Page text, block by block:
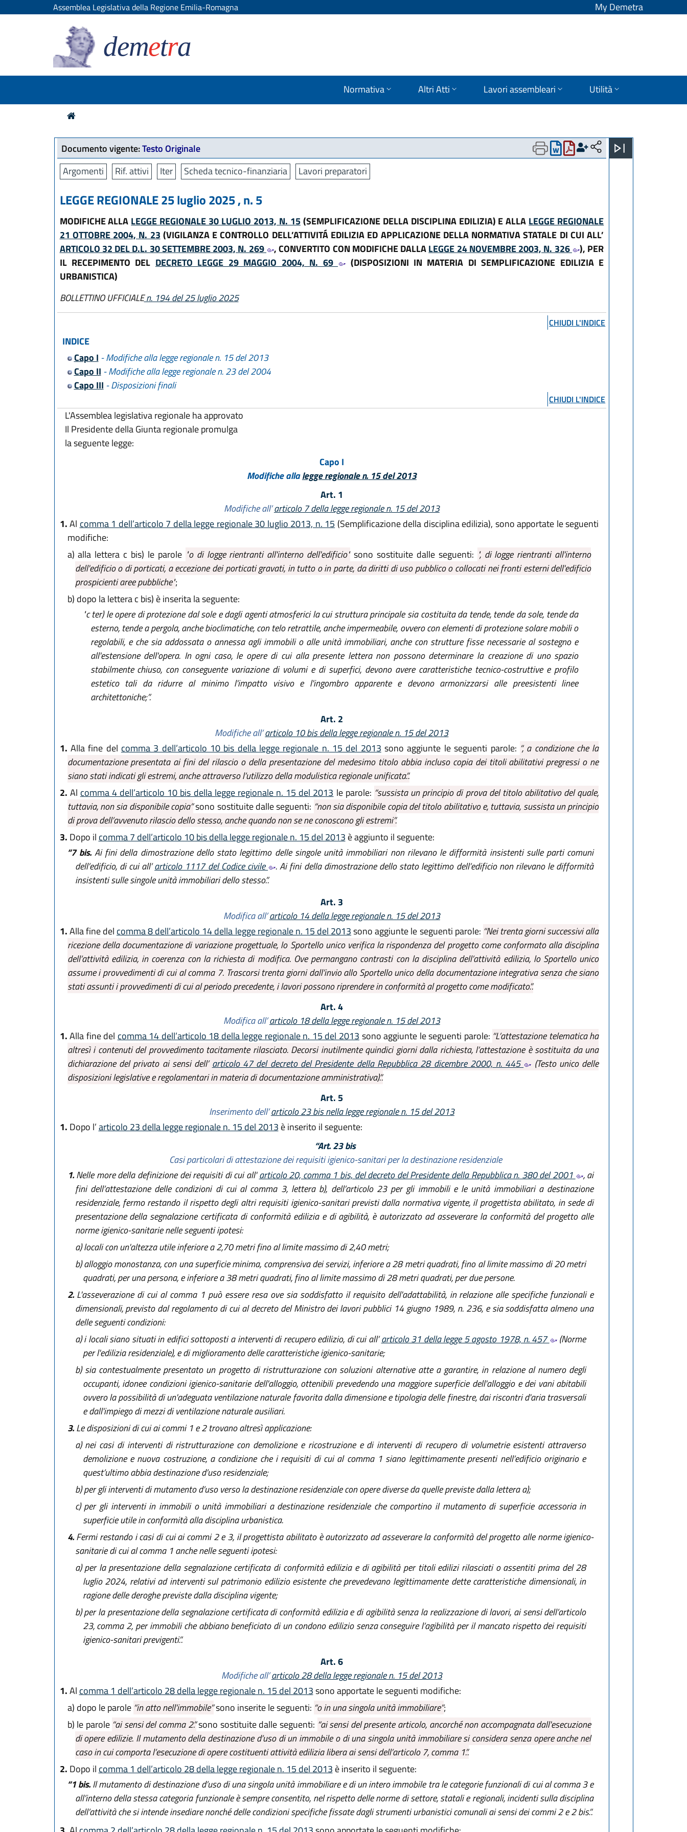
Assemblea Legislativa della Regione Emilia-Romagna My Demetra
demetra
Normativa Altri Atti Lavori assembleari Utilità
Documento vigente:Testo Originale
Argomenti
Rif. attivi Iter Scheda tecnico-finanziaria Lavori preparatori
LEGGE REGIONALE 25 luglio 2025 , n. 5
MODIFICHE ALLA LEGGE REGIONALE 30 LUGLIO 2013, N. 15(SEMPLIFICAZIONE DELLA DISCIPLINA EDILIZIA) E ALLA LEGGE REGIONALE
21 OTTOBRE 2004, N. 23 (VIGILANZA E CONTROLLO DELL’ATTIVITÁ EDILIZIA ED APPLICAZIONE DELLA NORMATIVA STATALE DI CUI ALL’
ARTICOLO 32 DEL D.L. 30 SETTEMBRE 2003, N. 269
, CONVERTITO CON MODIFICHE DALLALEGGE 24 NOVEMBRE 2003, N. 326
), PER
IL RECEPIMENTO DEL DECRETO LEGGE 29 MAGGIO 2004, N. 69
(DISPOSIZIONI IN MATERIA DI SEMPLIFICAZIONE EDILIZIA E
URBANISTICA)
BOLLETTINO UFFICIALEn. 194 del 25 luglio 2025
CHIUDI L'INDICE
INDICE
Capo I - Modifiche alla legge regionale n. 15 del 2013
Capo II - Modifiche alla legge regionale n. 23 del 2004
Capo III - Disposizioni finali
CHIUDI L'INDICE
L'Assemblea legislativa regionale ha approvato
Il Presidente della Giunta regionale promulga
la seguente legge:
Capo I
Modifiche allalegge regionale n. 15 del 2013
Art. 1
Modifiche all’articolo 7 della legge regionale n. 15 del 2013
1.Al comma 1 dell’articolo 7 della legge regionale 30 luglio 2013, n. 15 (Semplificazione della disciplina edilizia), sono apportate le seguenti
modifiche:
a) alla lettera c bis) le parole "o di logge rientranti all'interno dell'edificio"sono sostituite dalle seguenti: ", di logge rientranti all'interno
dell'edificio o di porticati, a eccezione dei porticati gravati, in tutto o in parte, da diritti di uso pubblico o collocati nei fronti esterni dell'edificio
prospicienti aree pubbliche";
b) dopo la lettera c bis) è inserita la seguente:
"c ter)le opere di protezione dal sole e dagli agenti atmosferici la cui struttura principale sia costituita da tende, tende da sole, tende da
esterno, tende a pergola, anche bioclimatiche, con telo retrattile, anche impermeabile, ovvero con elementi di protezione solare mobili o
regolabili, e che sia addossata o annessa agli immobili o alle unità immobiliari, anche con strutture fisse necessarie al sostegno e
all'estensione dell'opera. In ogni caso, le opere di cui alla presente lettera non possono determinare la creazione di uno spazio
stabilmente chiuso, con conseguente variazione di volumi e di superfici, devono avere caratteristiche tecnico-costruttive e profilo
estetico tali da ridurre al minimo l'impatto visivo e l'ingombro apparente e devono armonizzarsi alle preesistenti linee
architettoniche;”.
Art. 2
Modifiche all’articolo 10 bis della legge regionale n. 15 del 2013
1. Alla fine del comma 3 dell’articolo 10 bis della legge regionale n. 15 del 2013 sono aggiunte le seguenti parole: “, a condizione che la
documentazione presentata ai fini del rilascio o della presentazione del medesimo titolo abbia incluso copia dei titoli abilitativi pregressi o ne
siano stati indicati gli estremi, anche attraverso l’utilizzo della modulistica regionale unificata.”.
2. Al comma 4 dell’articolo 10 bis della legge regionale n. 15 del 2013 le parole: “sussista un principio di prova del titolo abilitativo del quale,
tuttavia, non sia disponibile copia”sono sostituite dalle seguenti: “non sia disponibile copia del titolo abilitativo e, tuttavia, sussista un principio
di prova dell’avvenuto rilascio dello stesso, anche quando non se ne conoscono gli estremi”.
3. Dopo il comma 7 dell’articolo 10 bis della legge regionale n. 15 del 2013 è aggiunto il seguente:
“7 bis.Ai fini della dimostrazione dello stato legittimo delle singole unità immobiliari non rilevano le difformità insistenti sulle parti comuni
dell’edificio, di cui all’articolo 1117 del Codice civile
. Ai fini della dimostrazione dello stato legittimo dell’edificio non rilevano le difformità
insistenti sulle singole unità immobiliari dello stesso.”.
Art. 3
Modifica all’articolo 14 della legge regionale n. 15 del 2013
1.Alla fine del comma 8 dell’articolo 14 della legge regionale n. 15 del 2013sono aggiunte le seguenti parole: “Nei trenta giorni successivi alla
ricezione della documentazione di variazione progettuale, lo Sportello unico verifica la rispondenza del progetto come conformato alla disciplina
dell’attività edilizia, in coerenza con la richiesta di modifica. Ove permangano contrasti con la disciplina dell’attività edilizia, lo Sportello unico
assume i provvedimenti di cui al comma 7. Trascorsi trenta giorni dall’invio allo Sportello unico della documentazione integrativa senza che siano
stati assunti i provvedimenti di cui al periodo precedente, i lavori possono riprendere in conformità al progetto come modificato.”.
Art. 4
Modifica all’articolo 18 della legge regionale n. 15 del 2013
1.Alla fine del comma 14 dell’articolo 18 della legge regionale n. 15 del 2013 sono aggiunte le seguenti parole: “L’attestazione telematica ha
altresì i contenuti del provvedimento tacitamente rilasciato. Decorsi inutilmente quindici giorni dalla richiesta, l’attestazione è sostituita da una
dichiarazione del privato ai sensi dell’articolo 47 del decreto del Presidente della Repubblica 28 dicembre 2000, n. 445
(Testo unico delle
disposizioni legislative e regolamentari in materia di documentazione amministrativa).”.
Art. 5
Inserimento dell’articolo 23 bis nella legge regionale n. 15 del 2013
1. Dopo l’articolo 23 della legge regionale n. 15 del 2013 è inserito il seguente:
“Art. 23 bis
Casi particolari di attestazione dei requisiti igienico-sanitari per la destinazione residenziale
1.Nelle more della definizione dei requisiti di cui all'articolo 20, comma 1 bis, del decreto del Presidente della Repubblica n. 380 del 2001
, ai
fini dell’attestazione delle condizioni di cui al comma 3, lettera b), dell’articolo 23 per gli immobili e le unità immobiliari a destinazione
residenziale, fermo restando il rispetto degli altri requisiti igienico-sanitari previsti dalla normativa vigente, il progettista abilitato, in sede di
presentazione della segnalazione certificata di conformità edilizia e di agibilità, è autorizzato ad asseverare la conformità del progetto alle
norme igienico-sanitarie nelle seguenti ipotesi:
a)locali con un'altezza utile inferiore a 2,70 metri fino al limite massimo di 2,40 metri;
b)alloggio monostanza, con una superficie minima, comprensiva dei servizi, inferiore a 28 metri quadrati, fino al limite massimo di 20 metri
quadrati, per una persona, e inferiore a 38 metri quadrati, fino al limite massimo di 28 metri quadrati, per due persone.
2.L'asseverazione di cui al comma 1 può essere resa ove sia soddisfatto il requisito dell'adattabilità, in relazione alle specifiche funzionali e
dimensionali, previsto dal regolamento di cui al decreto del Ministro dei lavori pubblici 14 giugno 1989, n. 236, e sia soddisfatta almeno una
delle seguenti condizioni:
a)i locali siano situati in edifici sottoposti a interventi di recupero edilizio, di cui all’articolo 31 della legge 5 agosto 1978, n. 457
(Norme
per l'edilizia residenziale), e di miglioramento delle caratteristiche igienico-sanitarie;
b)sia contestualmente presentato un progetto di ristrutturazione con soluzioni alternative atte a garantire, in relazione al numero degli
occupanti, idonee condizioni igienico-sanitarie dell'alloggio, ottenibili prevedendo una maggiore superficie dell'alloggio e dei vani abitabili
ovvero la possibilità di un'adeguata ventilazione naturale favorita dalla dimensione e tipologia delle finestre, dai riscontri d'aria trasversali
e dall'impiego di mezzi di ventilazione naturale ausiliari.
3.Le disposizioni di cui ai commi 1 e 2 trovano altresì applicazione:
a)nei casi di interventi di ristrutturazione con demolizione e ricostruzione e di interventi di recupero di volumetrie esistenti attraverso
demolizione e nuova costruzione, a condizione che i requisiti di cui al comma 1 siano legittimamente presenti nell’edificio originario e
quest’ultimo abbia destinazione d’uso residenziale;
b)per gli interventi di mutamento d’uso verso la destinazione residenziale con opere diverse da quelle previste dalla lettera a);
c)per gli interventi in immobili o unità immobiliari a destinazione residenziale che comportino il mutamento di superficie accessoria in
superficie utile in conformità alla disciplina urbanistica.
4.Fermi restando i casi di cui ai commi 2 e 3, il progettista abilitato è autorizzato ad asseverare la conformità del progetto alle norme igienico-
sanitarie di cui al comma 1 anche nelle seguenti ipotesi:
a)per la presentazione della segnalazione certificata di conformità edilizia e di agibilità per titoli edilizi rilasciati o assentiti prima del 28
luglio 2024, relativi ad interventi sul patrimonio edilizio esistente che prevedevano legittimamente dette caratteristiche dimensionali, in
ragione delle deroghe previste dalla disciplina vigente;
b)per la presentazione della segnalazione certificata di conformità edilizia e di agibilità senza la realizzazione di lavori, ai sensi dell’articolo
23, comma 2, per immobili che abbiano beneficiato di un condono edilizio senza conseguire l’agibilità per il mancato rispetto dei requisiti
igienico-sanitari previgenti.”.
Art. 6
Modifiche all’articolo 28 della legge regionale n. 15 del 2013
1.Al comma 1 dell’articolo 28 della legge regionale n. 15 del 2013sono apportate le seguenti modifiche:
a) dopo le parole “in atto nell'immobile”sono inserite le seguenti: “o in una singola unità immobiliare”;
b) le parole “ai sensi del comma 2.”sono sostituite dalle seguenti: “ai sensi del presente articolo, ancorché non accompagnata dall'esecuzione
di opere edilizie. Il mutamento della destinazione d’uso di un immobile o di una singola unità immobiliare si considera senza opere anche nel
caso in cui comporta l’esecuzione di opere costituenti attività edilizia libera ai sensi dell’articolo 7, comma 1.”.
2. Dopo il comma 1 dell’articolo 28 della legge regionale n. 15 del 2013 è inserito il seguente:
“1 bis.Il mutamento di destinazione d’uso di una singola unità immobiliare e di un intero immobile tra le categorie funzionali di cui al comma 3 e
all’interno della stessa categoria funzionale è sempre consentito, nel rispetto delle norme di settore, statali e regionali, incidenti sulla disciplina
dell’attività che si intende insediare nonché delle condizioni specifiche fissate dagli strumenti urbanistici comunali ai sensi dei commi 2 e 2 bis.”.